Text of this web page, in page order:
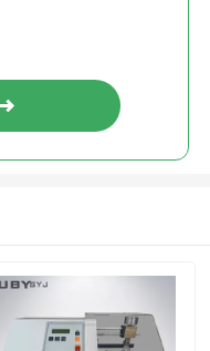
de 22,5° ± 0,5°